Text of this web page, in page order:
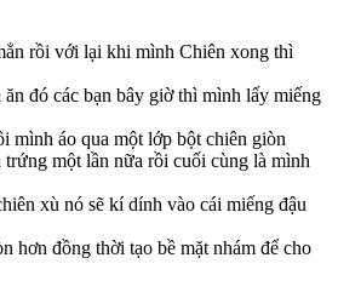
rồi với lại khi mình Chiên xong thì
đó các bạn bây giờ thì mình lấy miếng
mình áo qua một lớp bột chiên giòn
một lần nữa rồi cuối cùng là mình
xù nó sẽ kí dính vào cái miếng đậu
hơn đồng thời tạo bề mặt nhám để cho